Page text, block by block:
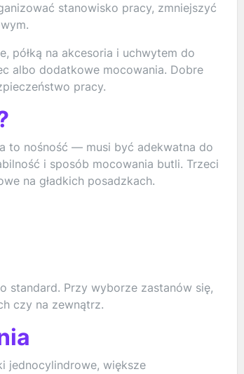
stanowisko pracy, zmniejszyć
półką na akcesoria i uchwytem do
albo dodatkowe mocowania. Dobre
pracy.
to nośność — musi być adekwatna do
i sposób mocowania butli. Trzeci
na gładkich posadzkach.
standard. Przy wyborze zastanów się,
czy na zewnątrz.
jednocylindrowe, większe